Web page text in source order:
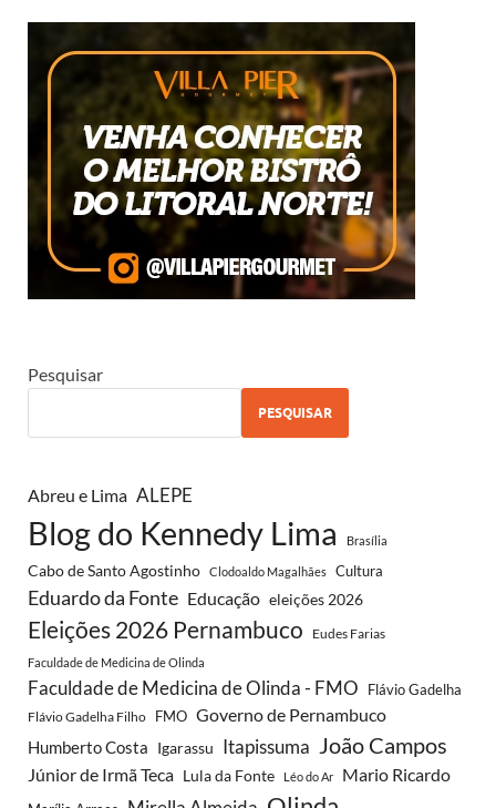
Pesquisar
PESQUISAR
Abreu e Lima ALEPE
Blog do Kennedy Lima Brasília
Cabo de Santo Agostinho Clodoaldo Magalhães Cultura
Eduardo da Fonte Educação eleições 2026
Eleições 2026 Pernambuco Eudes Farias
Faculdade de Medicina de Olinda
Faculdade de Medicina de Olinda - FMO Flávio Gadelha
Flávio Gadelha Filho FMO Governo de Pernambuco
Humberto Costa Igarassu Itapissuma João Campos
Júnior de Irmã Teca Lula da Fonte Léo do Ar Mario Ricardo